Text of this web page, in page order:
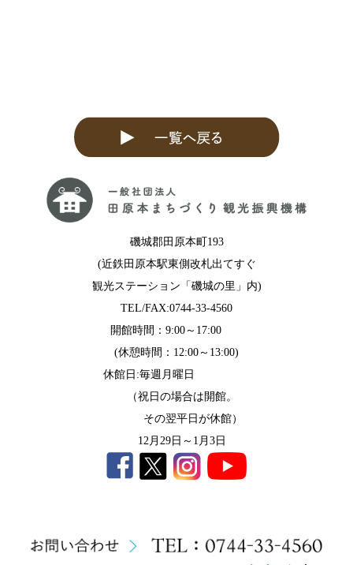
磯城郡田原本町193
(近鉄田原本駅東側改札出てすぐ
観光ステーション「磯城の里」内)
TEL/FAX:0744-33-4560
開館時間：9:00～17:00
(休憩時間：12:00～13:00)
休館日:毎週月曜日
（祝日の場合は開館。
その翌平日が休館）
12月29日～1月3日